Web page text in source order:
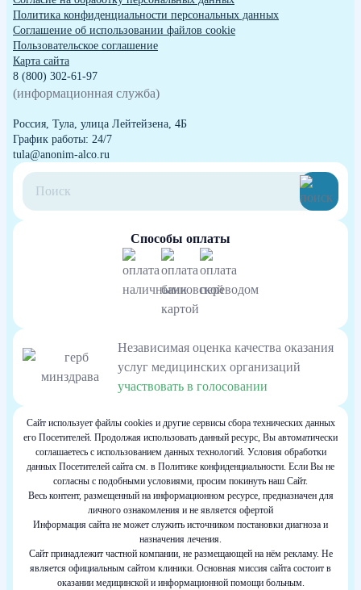
Политика конфиденциальности персональных данных
Cоглашение об использовании файлов cookie
Пользовательское соглашение
Карта сайта
8 (800) 302-61-97
(информационная служба)
Россия, Тула, улица Лейтейзена, 4Б
График работы: 24/7
tula@anonim-alco.ru
Способы оплаты
Независимая оценка качества оказания
услуг медицинских организаций
участвовать в голосовании
Сайт использует файлы cookies и другие сервисы сбора технических данных
его Посетителей. Продолжая использовать данный ресурс, Вы автоматически
соглашаетесь с использованием данных технологий. Условия обработки
данных Посетителей сайта см. в Политике конфиденциальности. Если Вы не
согласны с подобными условиями, просим покинуть наш Сайт.
Весь контент, размещенный на информационном ресурсе, предназначен для
личного ознакомления и не является офертой
Информация сайта не может служить источником постановки диагноза и
назначения лечения.
Сайт принадлежит частной компании, не размещающей на нём рекламу. Не
является официальным сайтом клиники. Основная миссия сайта состоит в
оказании медицинской и информационной помощи больным.